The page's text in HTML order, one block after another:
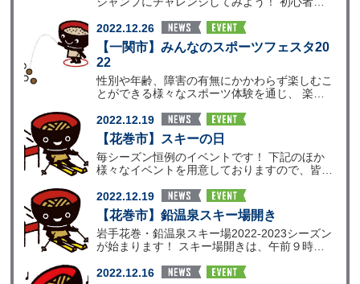
2022.12.26
【一関市】みんなのスポーツフェスタ20
22
性別や年齢、障害の有無にかかわらず楽しむこ
とができる様々なスポーツ体験を通じ、 楽し
2022.12.19
【花巻市】スキーの日
毎シーズン恒例のイベントです！ 下記のほか
様々なイベントを用意しておりますので、皆様
2022.12.19
【花巻市】鉛温泉スキー場開き
岩手花巻・鉛温泉スキー場2022-2023シーズン
が始まります！ スキー場開きは、午前９時か
2022.12.16